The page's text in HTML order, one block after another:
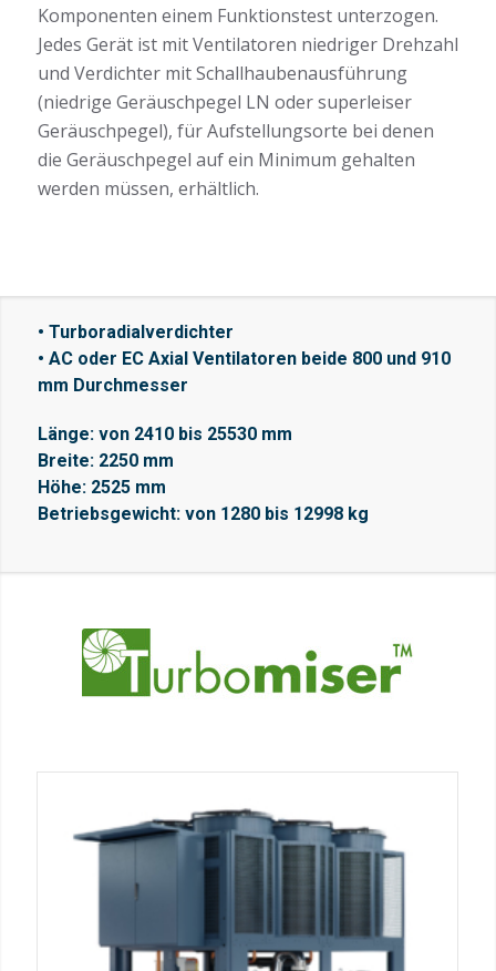
Komponenten einem Funktionstest unterzogen.
Jedes Gerät ist mit Ventilatoren niedriger Drehzahl
und Verdichter mit Schallhaubenausführung
(niedrige Geräuschpegel LN oder superleiser
Geräuschpegel), für Aufstellungsorte bei denen
die Geräuschpegel auf ein Minimum gehalten
werden müssen, erhältlich.
• Turboradialverdichter
• AC oder EC Axial Ventilatoren beide 800 und 910
mm Durchmesser
Länge: von 2410 bis 25530 mm
Breite: 2250 mm
Höhe: 2525 mm
Betriebsgewicht: von 1280 bis 12998 kg